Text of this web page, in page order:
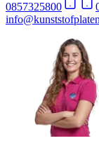
0857325800